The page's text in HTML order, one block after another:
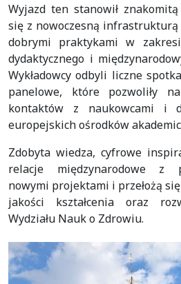
Wyjazd ten stanowił
się z nowoczesną infrastrukturą
dobrymi praktykami w
dydaktycznego i
Wykładowcy odbyli liczne
panelowe, które pozwoliły
kontaktów z naukowcami i
europejskich ośrodków
Zdobyta wiedza, cyfrowe
relacje międzynarodowe z
nowymi projektami i przełożą
jakości kształcenia oraz
Wydziału Nauk o Zdrowiu.